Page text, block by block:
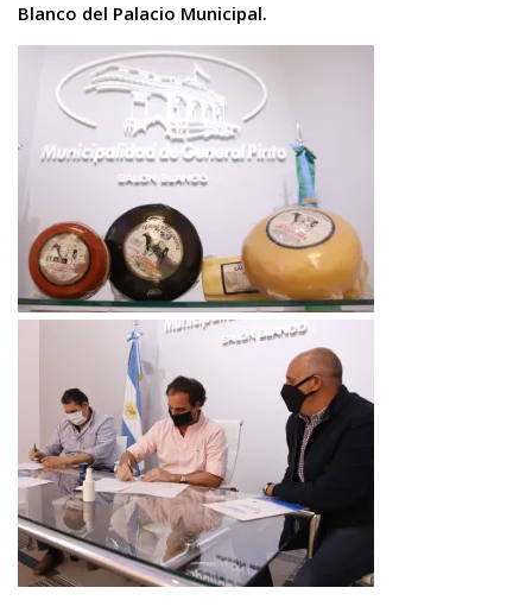
Blanco del Palacio Municipal.